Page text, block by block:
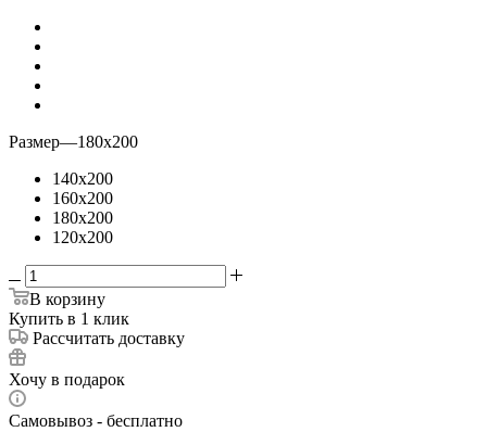
Размер—180x200
140x200
160x200
180x200
120x200
В корзину
Купить в 1 клик
Рассчитать доставку
Хочу в подарок
Самовывоз - бесплатно